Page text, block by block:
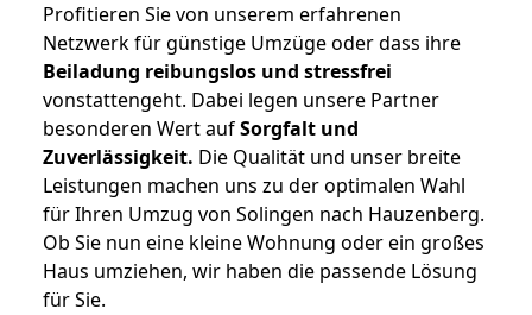
Profitieren Sie von unserem erfahrenen
Netzwerk für günstige Umzüge oder dass ihre
Beiladung reibungslos und stressfrei
vonstattengeht. Dabei legen unsere Partner
besonderen Wert aufSorgfalt und
Zuverlässigkeit. Die Qualität und unser breite
Leistungen machen uns zu der optimalen Wahl
für Ihren Umzug von Solingen nach Hauzenberg.
Ob Sie nun eine kleine Wohnung oder ein großes
Haus umziehen, wir haben die passende Lösung
für Sie.